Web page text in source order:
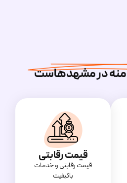
در مشهدهاست
قیمت رقابتی
قیمت‌ رقابتی و خدمات
باکیفیت